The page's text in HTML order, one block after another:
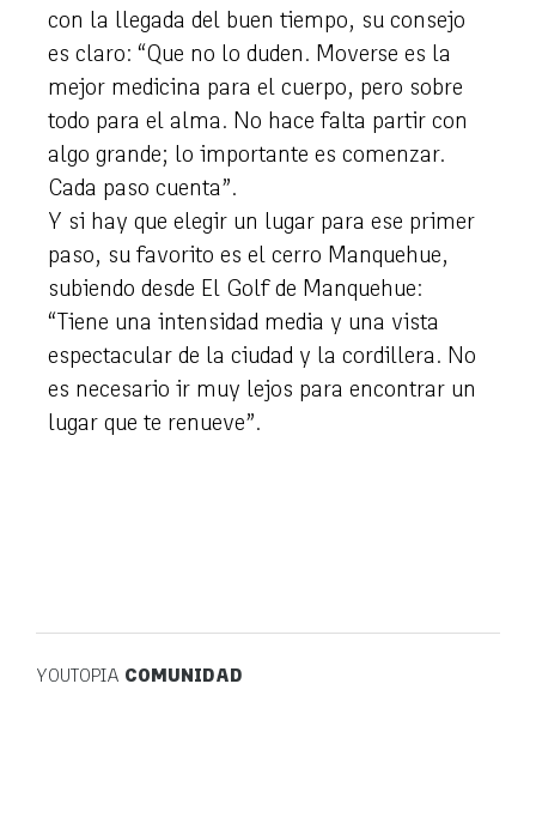
con la llegada del buen tiempo, su consejo
es claro: “Que no lo duden. Moverse es la
mejor medicina para el cuerpo, pero sobre
todo para el alma. No hace falta partir con
algo grande; lo importante es comenzar.
Cada paso cuenta”.
Y si hay que elegir un lugar para ese primer
paso, su favorito es el cerro Manquehue,
subiendo desde El Golf de Manquehue:
“Tiene una intensidad media y una vista
espectacular de la ciudad y la cordillera. No
es necesario ir muy lejos para encontrar un
lugar que te renueve”.
YOUTOPIA COMUNIDAD